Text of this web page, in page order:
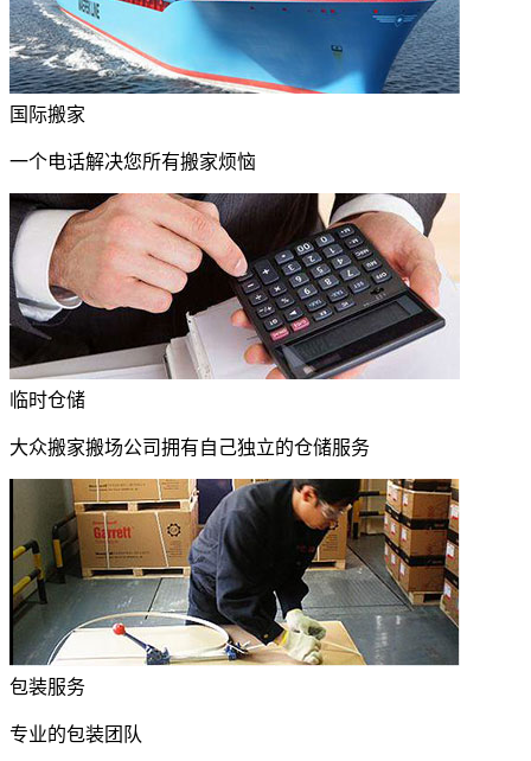
国际搬家
一个电话解决您所有搬家烦恼
临时仓储
大众搬家搬场公司拥有自己独立的仓储服务
包装服务
专业的包装团队